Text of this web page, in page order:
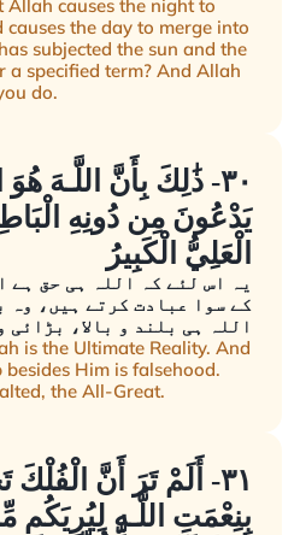
Allah causes the night to
the day to merge into
subjected the sun and the
a specified term? And Allah
do.
٣٠- ذَٰلِكَ بِأَنَّ اللَّـهَ
يَدْعُونَ مِن دُونِهِ
الْعَلِيُّ الْكَبِيرُ
یہ اس لئے کہ اللہ ہی حق ہے
کے سوا عبادت کرتے ہیں، وہ
اللہ ہی بلند و بالا، بڑائی
is the Ultimate Reality. And
Him is falsehood.
the All-Great.
٣١- أَلَمْ تَرَ أَنَّ
بِنِعْمَتِ اللَّـهِ لِيُرِيَكُم